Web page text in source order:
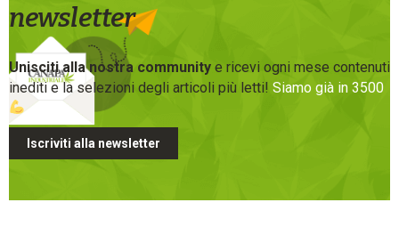
newsletter
Unisciti alla nostra community e ricevi ogni mese contenuti
inediti e la selezioni degli articoli più letti! Siamo già in 3500
Iscriviti alla newsletter